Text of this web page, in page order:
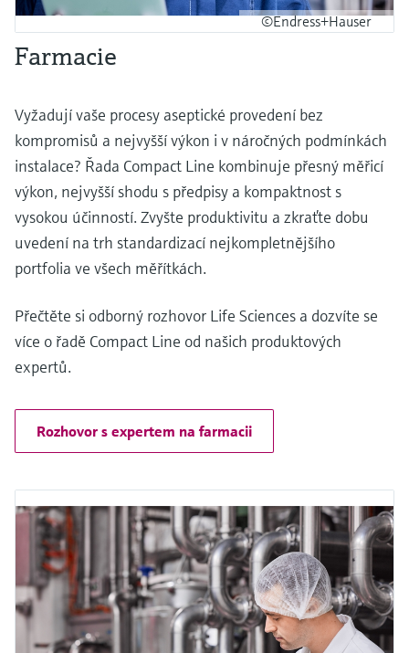
©Endress+Hauser
Farmacie
Vyžadují vaše procesy aseptické provedení bez
kompromisů a nejvyšší výkon i v náročných podmínkách
instalace? Řada Compact Line kombinuje přesný měřicí
výkon, nejvyšší shodu s předpisy a kompaktnost s
vysokou účinností. Zvyšte produktivitu a zkraťte dobu
uvedení na trh standardizací nejkompletnějšího
portfolia ve všech měřítkách.
Přečtěte si odborný rozhovor Life Sciences a dozvíte se
více o řadě Compact Line od našich produktových
expertů.
Rozhovor s expertem na farmacii